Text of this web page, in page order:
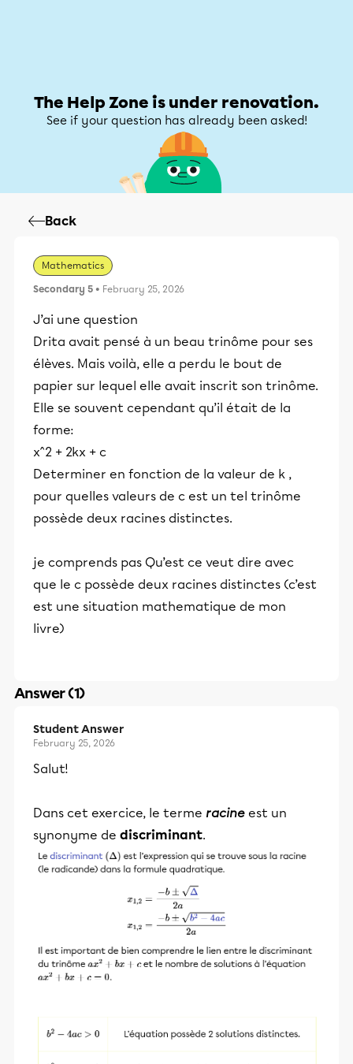
The Help Zone is under renovation.
See if your question has already been asked!
Back
Mathematics
Secondary 5 • February 25, 2026
J’ai une question
Drita avait pensé à un beau trinôme pour ses
élèves. Mais voilà, elle a perdu le bout de
papier sur lequel elle avait inscrit son trinôme.
Elle se souvent cependant qu’il était de la
forme:
x^2 + 2kx + c
Determiner en fonction de la valeur de k ,
pour quelles valeurs de c est un tel trinôme
possède deux racines distinctes.
je comprends pas Qu’est ce veut dire avec
que le c possède deux racines distinctes (c’est
est une situation mathematique de mon
livre)
Answer (1)
Student Answer
February 25, 2026
Salut!
Dans cet exercice, le terme racine est un
synonyme de discriminant.